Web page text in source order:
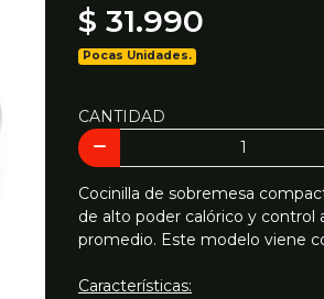
$ 31.990
Pocas Unidades.
CANTIDAD
Cocinilla de sobremesa
de alto poder calórico y control
promedio. Este modelo viene
Características: